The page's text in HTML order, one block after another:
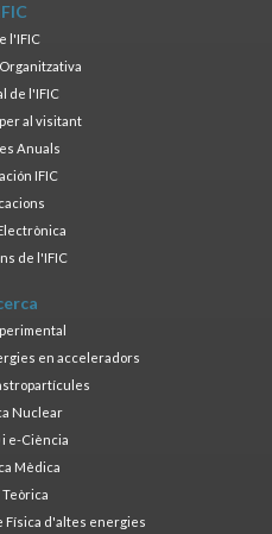
l'IFIC
de l'IFIC
al visitant
Anuals
IFIC
de l'IFIC
en acceleradors
Nuclear
i e-Ciència
Mèdica
Teòrica
Física d'altes energies